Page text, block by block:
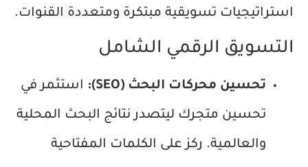
استراتيجيات تسويقية مبتكرة ومتعددة القنوات.
التسويق الرقمي الشامل
تحسين محركات البحث (SEO): استثمر في
تحسين متجرك ليتصدر نتائج البحث المحلية
والعالمية. ركز على الكلمات المفتاحية